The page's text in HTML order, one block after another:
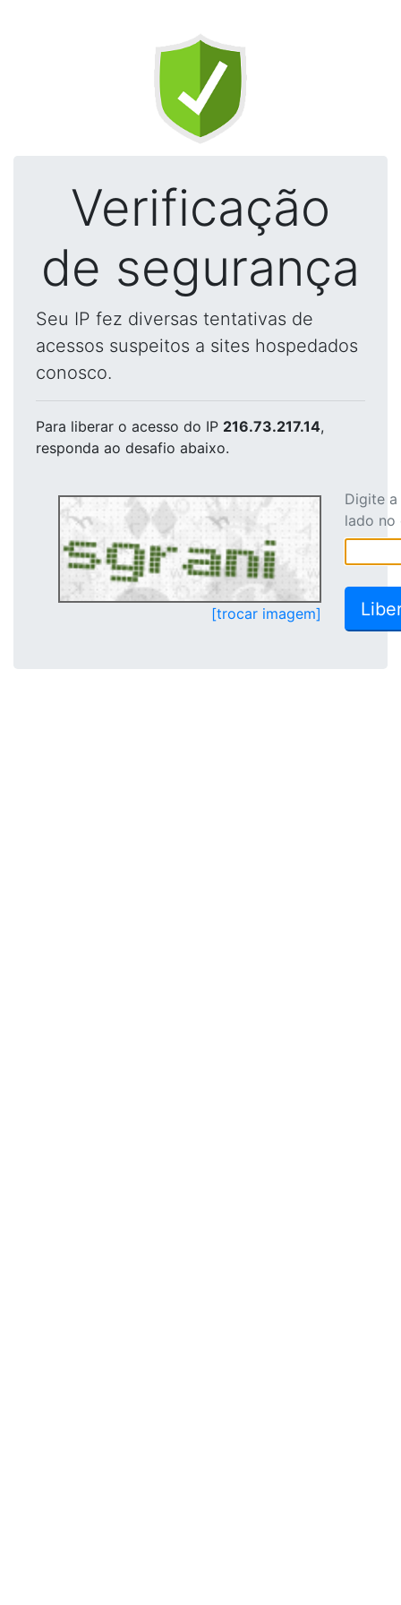
Verificação
de segurança
Seu IP fez diversas tentativas de
acessos suspeitos a sites hospedados
conosco.
Para liberar o acesso do IP 216.73.217.14,
responda ao desafio abaixo.
[trocar imagem]
Digite
lado no